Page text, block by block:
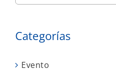
Categorías
Evento